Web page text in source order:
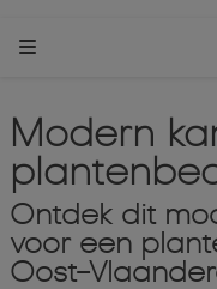
Modern
Ontdek dit
voor een
Oost-